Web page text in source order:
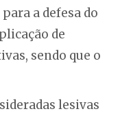
a defesa do
de
sendo que o
lesivas